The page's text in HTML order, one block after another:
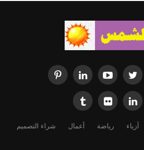
أزياء رياضة أعمال شراء التصميم